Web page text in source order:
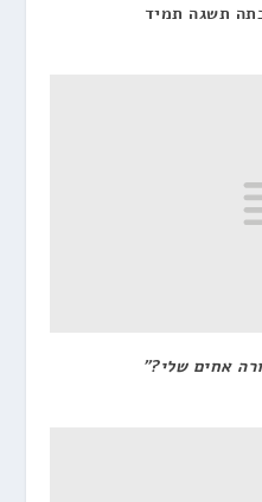
תשגה תמיד
אחים שלי?"